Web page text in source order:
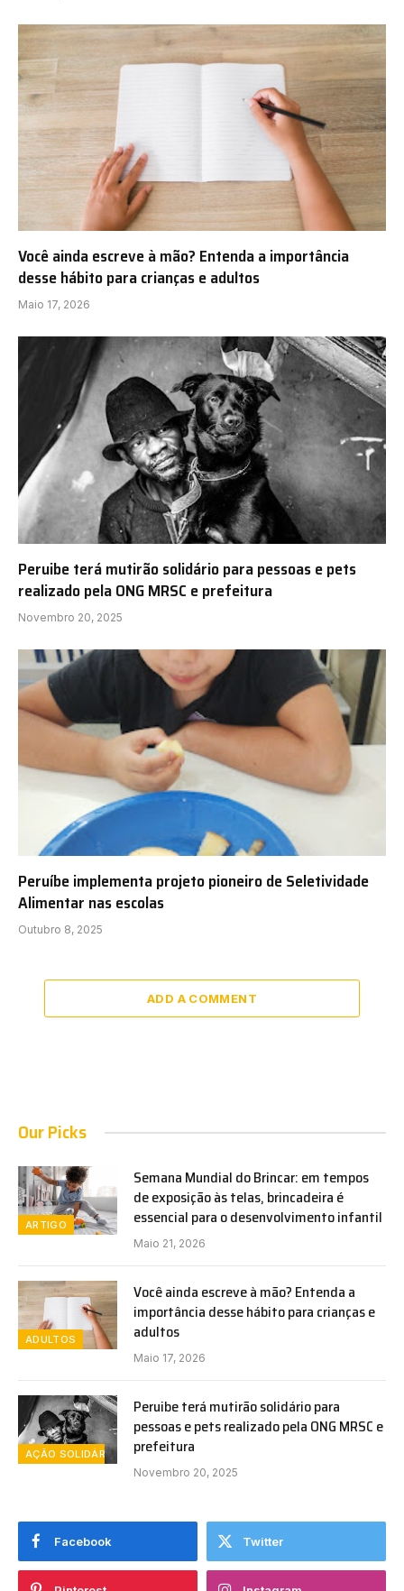
Você ainda escreve à mão? Entenda a importância
desse hábito para crianças e adultos
Maio 17, 2026
Peruibe terá mutirão solidário para pessoas e pets
realizado pela ONG MRSC e prefeitura
Novembro 20, 2025
Peruíbe implementa projeto pioneiro de Seletividade
Alimentar nas escolas
Outubro 8, 2025
ADD A COMMENT
Our Picks
ARTIGO
Semana Mundial do Brincar: em tempos
de exposição às telas, brincadeira é
essencial para o desenvolvimento infantil
Maio 21, 2026
ADULTOS
Você ainda escreve à mão? Entenda a
importância desse hábito para crianças e
adultos
Maio 17, 2026
AÇÃO SOLIDÁRIA
Peruibe terá mutirão solidário para
pessoas e pets realizado pela ONG MRSC e
prefeitura
Novembro 20, 2025
Facebook Twitter